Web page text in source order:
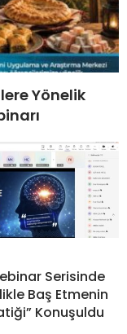
Yönelik
Serisinde
Baş Etmenin
Konuşuldu